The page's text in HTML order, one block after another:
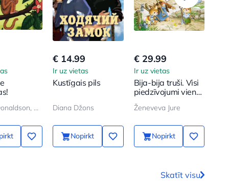
Džulija Donaldson, Aksel Šeffler
€ 14.99
Ir uz vietas
Kustīgais pils
Diana Džons
Nopirkt
€ 29.99
Ir uz vietas
Bija-bija truši. Visi
piedzīvojumi vienā
sējumā
Ženeveva Jure
Nopirkt
Skatīt visu